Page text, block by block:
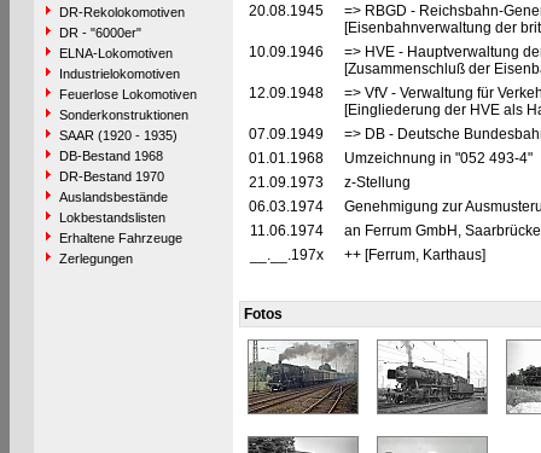
DR-Rekolokomotiven
DR - "6000er"
ELNA-Lokomotiven
Industrielokomotiven
Feuerlose Lokomotiven
Sonderkonstruktionen
SAAR (1920 - 1935)
DB-Bestand 1968
DR-Bestand 1970
Auslandsbestände
Lokbestandslisten
Erhaltene Fahrzeuge
Zerlegungen
20.08.1945
=> RBGD - Reichsbahn-
[Eisenbahnverwaltung der
10.09.1946
=> HVE - Hauptverwaltung
[Zusammenschluß der
12.09.1948
=> VfV - Verwaltung für
[Eingliederung der HVE als
07.09.1949
=> DB - Deutsche
01.01.1968
Umzeichnung in "052 493-4"
21.09.1973
z-Stellung
06.03.1974
Genehmigung zur
11.06.1974
an Ferrum GmbH,
__.__.197x
++ [Ferrum, Karthaus]
Fotos